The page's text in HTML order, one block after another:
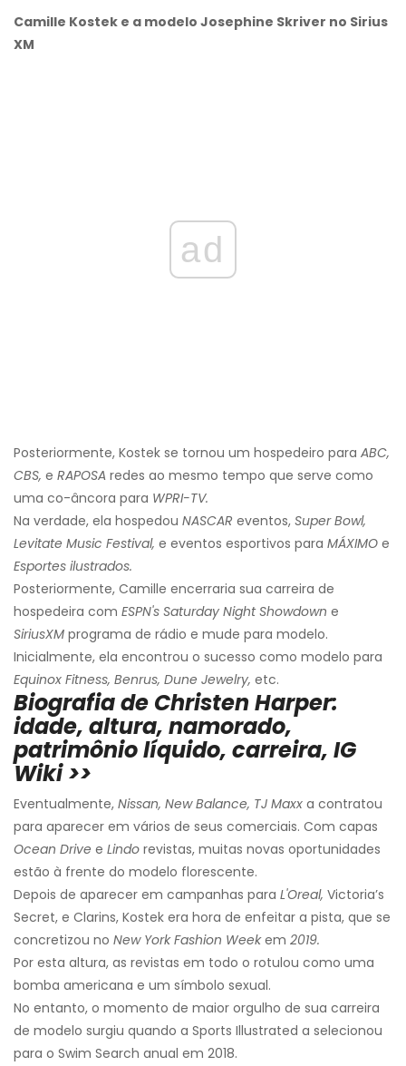
Camille Kostek e a modelo Josephine Skriver no Sirius
XM
ad
Posteriormente, Kostek se tornou um hospedeiro para ABC,
CBS, e RAPOSA redes ao mesmo tempo que serve como
uma co-âncora para WPRI-TV.
Na verdade, ela hospedou NASCAR eventos, Super Bowl,
Levitate Music Festival, e eventos esportivos para MÁXIMO e
Esportes ilustrados.
Posteriormente, Camille encerraria sua carreira de
hospedeira com ESPN's Saturday Night Showdown e
SiriusXM programa de rádio e mude para modelo.
Inicialmente, ela encontrou o sucesso como modelo para
Equinox Fitness, Benrus, Dune Jewelry, etc.
Biografia de Christen Harper:
idade, altura, namorado,
patrimônio líquido, carreira, IG
Wiki >>
Eventualmente, Nissan, New Balance, TJ Maxx a contratou
para aparecer em vários de seus comerciais. Com capas
Ocean Drive e Lindo revistas, muitas novas oportunidades
estão à frente do modelo florescente.
Depois de aparecer em campanhas para L'Oreal, Victoria’s
Secret, e Clarins, Kostek era hora de enfeitar a pista, que se
concretizou no New York Fashion Weekem 2019.
Por esta altura, as revistas em todo o rotulou como uma
bomba americana e um símbolo sexual.
No entanto, o momento de maior orgulho de sua carreira
de modelo surgiu quando a Sports Illustrated a selecionou
para o Swim Search anual em 2018.